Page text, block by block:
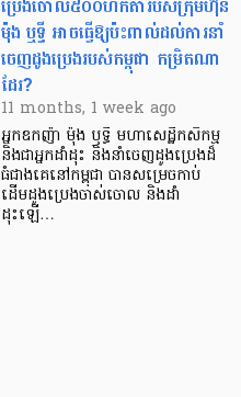
ម៉ុង ឬទ្ធី អាចធ្វើឱ្យប៉ះពាល់ដល់ការនាំ
ចេញដូងប្រេងរបស់កម្ពុជា កម្រិតណា
ដែរ?
11 months, 1 week ago
អ្នកឧកញ៉ា ម៉ុង ឫទ្ធី មហាសេដ្ឋីកសិកម្ម
និងជាអ្នកដាំដុះ និងនាំចេញដូងប្រេងដ៏
ធំជាងគេនៅកម្ពុជា បានសម្រេចកាប់
ដើមដូងប្រេងចាស់ចោល និងដាំ
ដុះឡើ…